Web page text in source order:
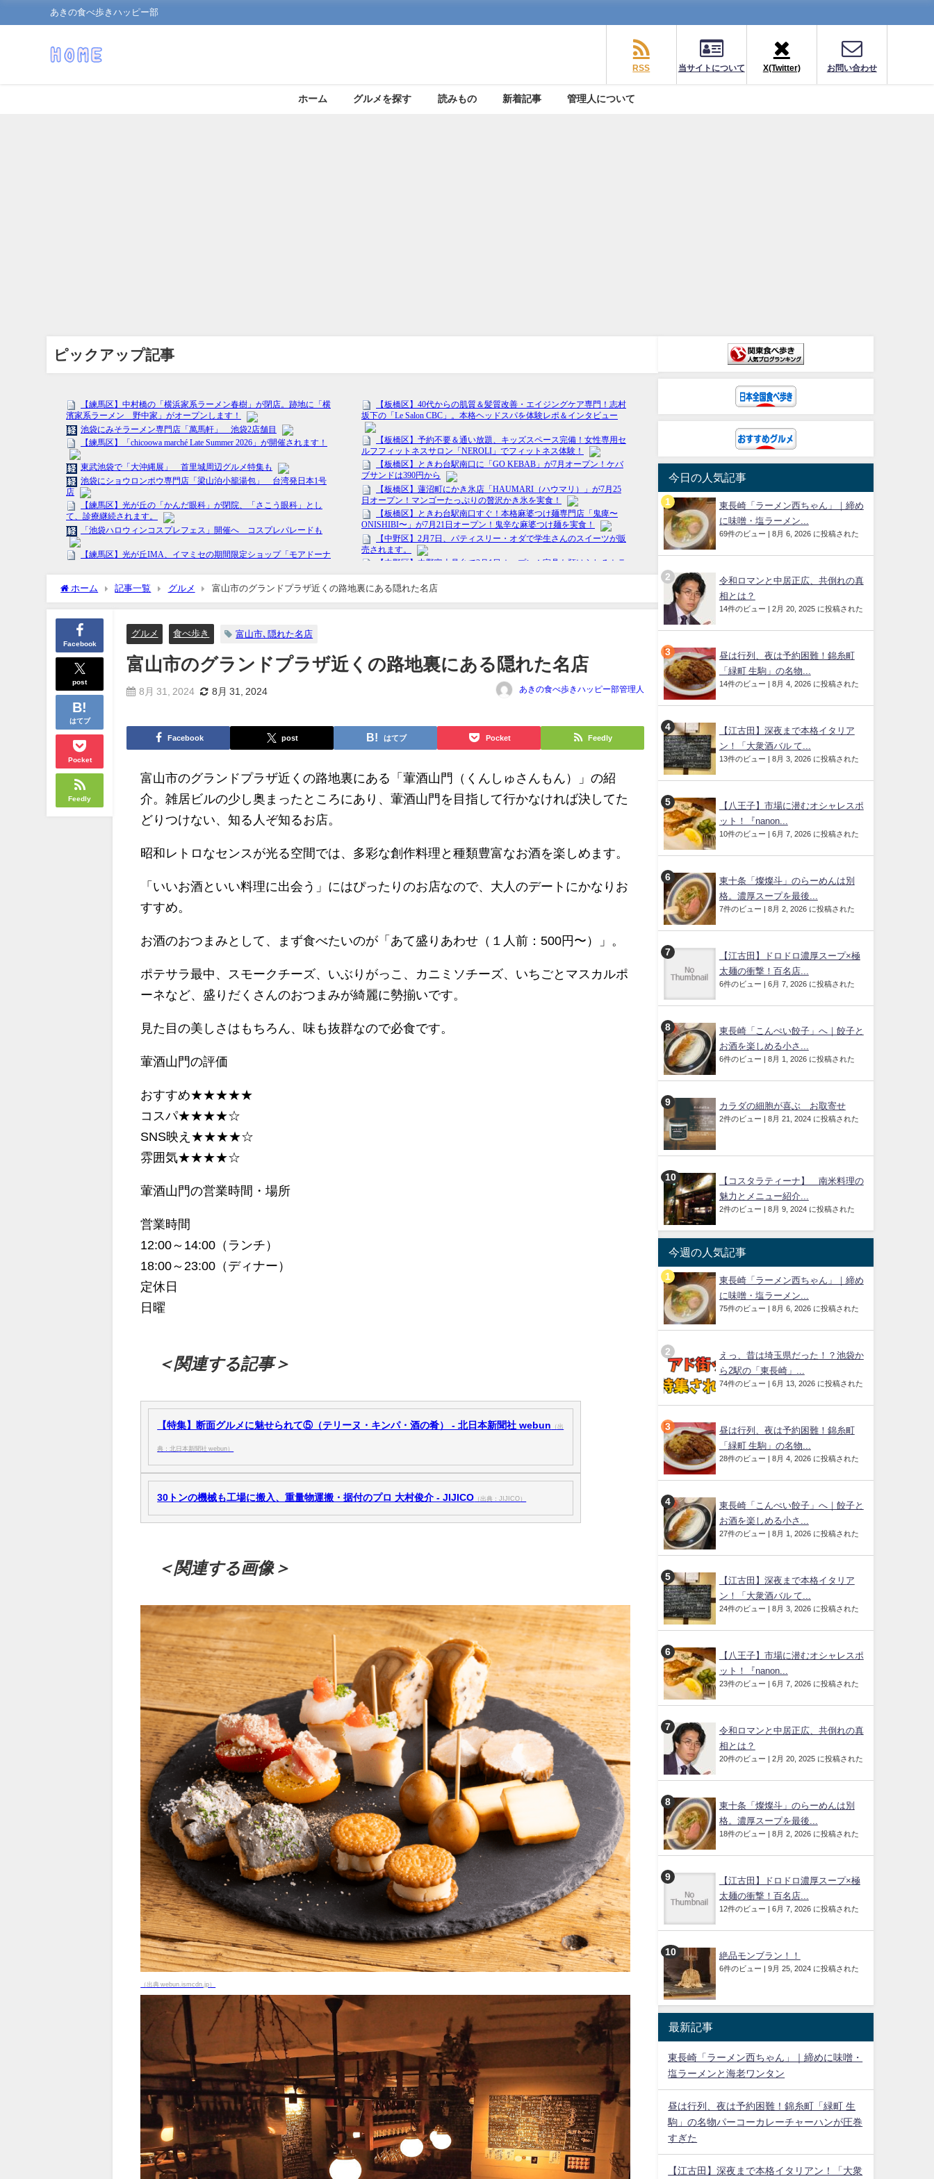
あきの食べ歩きハッピー部
RSS 当サイトについて X(Twitter) お問い合わせ
ホーム グルメを探す 読みもの 新着記事 管理人について
ピックアップ記事
ホーム 記事一覧 グルメ 富山市のグランドプラザ近くの路地裏にある隠れた名店
Facebook
post
はてブ
Pocket
Feedly
グルメ 食べ歩き 富山市､隠れた名店
富山市のグランドプラザ近くの路地裏にある隠れた名店
8月 31, 2024 8月 31, 2024 あきの食べ歩きハッピー部管理人
Facebook post はてブ Pocket Feedly
富山市のグランドプラザ近くの路地裏にある「葷酒山門（くんしゅさんもん）」の紹
介。雑居ビルの少し奥まったところにあり、葷酒山門を目指して行かなければ決してた
どりつけない、知る人ぞ知るお店。
昭和レトロなセンスが光る空間では、多彩な創作料理と種類豊富なお酒を楽しめます。
「いいお酒といい料理に出会う」にはぴったりのお店なので、大人のデートにかなりお
すすめ。
お酒のおつまみとして、まず食べたいのが「あて盛りあわせ（１人前：500円〜）」。
ポテサラ最中、スモークチーズ、いぶりがっこ、カニミソチーズ、いちごとマスカルポ
ーネなど、盛りだくさんのおつまみが綺麗に勢揃いです。
見た目の美しさはもちろん、味も抜群なので必食です。
葷酒山門の評価
おすすめ★★★★★
コスパ★★★★☆
SNS映え★★★★☆
雰囲気★★★★☆
葷酒山門の営業時間・場所
営業時間
12:00～14:00（ランチ）
18:00～23:00（ディナー）
定休日
日曜
＜関連する記事＞
【特集】断面グルメに魅せられて⑤（テリーヌ・キンパ・酒の肴） - 北日本新聞社 webun （出
典：北日本新聞社 webun）
30トンの機械も工場に搬入、重量物運搬・据付のプロ 大村俊介 - JIJICO （出典：JIJICO）
＜関連する画像＞
（出典 webun.ismcdn.jp）
今日の人気記事
東長崎「ラーメン西ちゃん」｜締め
に味噌・塩ラーメン...
69件のビュー | 8月 6, 2026 に投稿された
令和ロマンと中居正広、共倒れの真
相とは？
14件のビュー | 2月 20, 2025 に投稿された
昼は行列、夜は予約困難！錦糸町
「緑町 生駒」の名物...
14件のビュー | 8月 4, 2026 に投稿された
【江古田】深夜まで本格イタリア
ン！「大衆酒バル て...
13件のビュー | 8月 3, 2026 に投稿された
【八王子】市場に潜むオシャレスポ
ット！『nanon...
10件のビュー | 6月 7, 2026 に投稿された
東十条「燦燦斗」のらーめんは別
格。濃厚スープを最後...
7件のビュー | 8月 2, 2026 に投稿された
【江古田】ドロドロ濃厚スープ×極
太麺の衝撃！百名店...
6件のビュー | 6月 7, 2026 に投稿された
東長崎「こんぺい餃子」へ｜餃子と
お酒を楽しめる小さ...
6件のビュー | 8月 1, 2026 に投稿された
カラダの細胞が喜ぶ お取寄せ
2件のビュー | 8月 21, 2024 に投稿された
【コスタラティーナ】 南米料理の
魅力とメニュー紹介...
2件のビュー | 8月 9, 2024 に投稿された
今週の人気記事
東長崎「ラーメン西ちゃん」｜締め
に味噌・塩ラーメン...
75件のビュー | 8月 6, 2026 に投稿された
えっ、昔は埼玉県だった！？池袋か
ら2駅の「東長崎」...
74件のビュー | 6月 13, 2026 に投稿された
昼は行列、夜は予約困難！錦糸町
「緑町 生駒」の名物...
28件のビュー | 8月 4, 2026 に投稿された
東長崎「こんぺい餃子」へ｜餃子と
お酒を楽しめる小さ...
27件のビュー | 8月 1, 2026 に投稿された
【江古田】深夜まで本格イタリア
ン！「大衆酒バル て...
24件のビュー | 8月 3, 2026 に投稿された
【八王子】市場に潜むオシャレスポ
ット！『nanon...
23件のビュー | 6月 7, 2026 に投稿された
令和ロマンと中居正広、共倒れの真
相とは？
20件のビュー | 2月 20, 2025 に投稿された
東十条「燦燦斗」のらーめんは別
格。濃厚スープを最後...
18件のビュー | 8月 2, 2026 に投稿された
【江古田】ドロドロ濃厚スープ×極
太麺の衝撃！百名店...
12件のビュー | 6月 7, 2026 に投稿された
絶品モンブラン！！
6件のビュー | 9月 25, 2024 に投稿された
最新記事
東長崎「ラーメン西ちゃん」｜締めに味噌・
塩ラーメンと海老ワンタン
昼は行列、夜は予約困難！錦糸町「緑町 生
駒」の名物パーコーカレーチャーハンが圧巻
すぎた
【江古田】深夜まで本格イタリアン！「大衆